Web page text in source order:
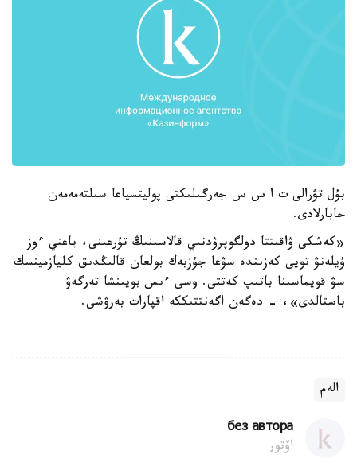
بۇل تۋرالى ت ا س س جەرگىلىكتى پوليتسياعا سىلتەمەمەن
حابارلادى.
«كەشكى ۋاقىتتا دولگوپرۋدنىي قالاسىنىڭ تۇرعىنى، ياعني ءوز
ۇيلەنۋ تويى كەزىندە سۋعا جۇزبەك بولعان قالىڭدىق كليازمينسك
سۋ قويماسىنا باتىپ كەتتى. وسى ءىس بويىنشا تەرگەۋ
باستالدى»، - دەگەن اگەنتتىككە اقپارات بەرۋشى.
الەم
без автора
اۆتور